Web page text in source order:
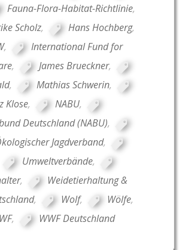
Fauna-Flora-Habitat-Richtlinie,
Scholz, Hans Hochberg,
,
International Fund for
, James Brueckner,
, Mathias Schwerin,
Klose, NABU,
Deutschland (NABU),
Jagdverband,
Umweltverbände,
,
Weidetierhaltung &
, Wolf, Wölfe,
, WWF Deutschland